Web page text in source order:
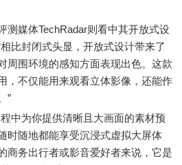
媒体TechRadar则看中其开放式设
比封闭式头显，开放式设计带来了
周围环境的感知方面表现出色。这款
，不仅能用来观看立体影像，还能作
”
为你提供清晰且大画面的素材预
时随地都能享受沉浸式虚拟大屏体
商务出行者或影音爱好者来说，它是